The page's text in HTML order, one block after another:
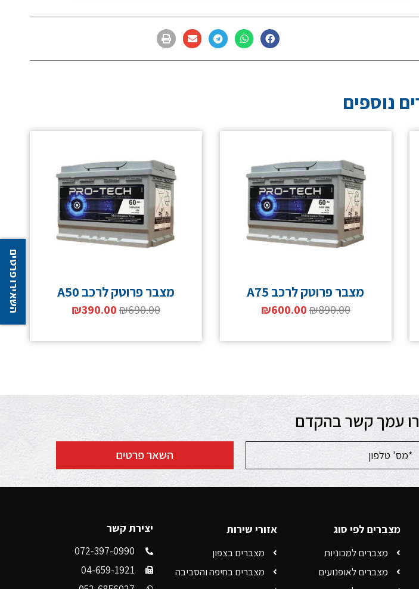
נוספים
מצבר פרוטק לרכב A75
₪890.00
₪600.00
מצבר פרוטק לרכב A50
₪690.00
₪390.00
עמך קשר בהקדם
השאר פרטים
מצברים לפי סוג
מצברים למכוניות
מצברים לאופנועים
אזורי שירות
מצברים בצפון
מצברים בחיפה והסביבה
יצירת קשר
072-397-0990
04-659-1921
השאירו פרטים